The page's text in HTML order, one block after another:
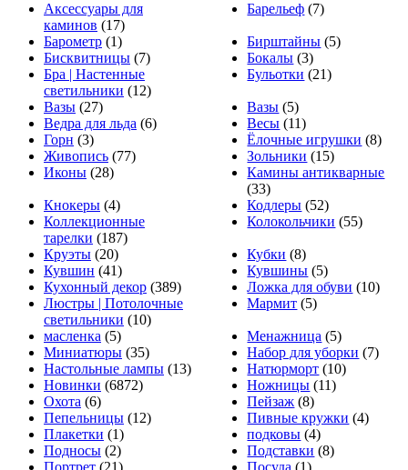
Аксессуары для
каминов (17)
Барельеф (7)
Барометр (1) Бирштайны (5)
Бисквитницы (7) Бокалы (3)
Бра | Настенные
светильники (12)
Бульотки (21)
Вазы (27) Вазы (5)
Ведра для льда (6) Весы (11)
Горн (3) Ёлочные игрушки (8)
Живопись (77) Зольники (15)
Иконы (28)
Камины антикварные
(33)
Кнокеры (4) Кодлеры (52)
Коллекционные
тарелки (187)
Колокольчики (55)
Круэты (20) Кубки (8)
Кувшин (41) Кувшины (5)
Кухонный декор (389) Ложка для обуви (10)
Люстры | Потолочные
светильники (10)
Мармит (5)
масленка (5) Менажница (5)
Миниатюры (35) Набор для уборки (7)
Настольные лампы (13) Натюрморт (10)
Новинки (6872) Ножницы (11)
Охота (6) Пейзаж (8)
Пепельницы (12) Пивные кружки (4)
Плакетки (1) подковы (4)
Подносы (2) Подставки (8)